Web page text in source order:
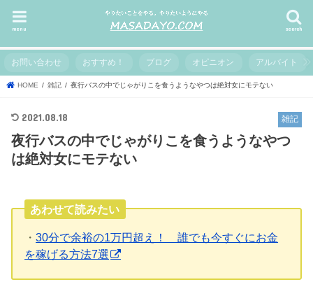
search
menu
お問い合わせ おすすめ！ ブログ オピニオン アルバイト
HOME 雑記 夜行バスの中でじゃがりこを食うようなやつは絶対女にモテない
雑記
2021.08.18
夜行バスの中でじゃがりこを食うようなやつ
は絶対女にモテない
あわせて読みたい
・30分で余裕の1万円超え！ 誰でも今すぐにお金
を稼げる方法7選